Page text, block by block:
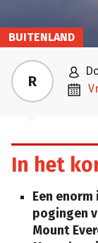
BUITENLAND
R 

In het
Een
pogingen
Mount